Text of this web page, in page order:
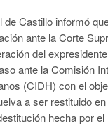
de Castillo informó
ante la Corte
del
ante la Comisión
(CIDH) con el
a ser restituido
hecha por el